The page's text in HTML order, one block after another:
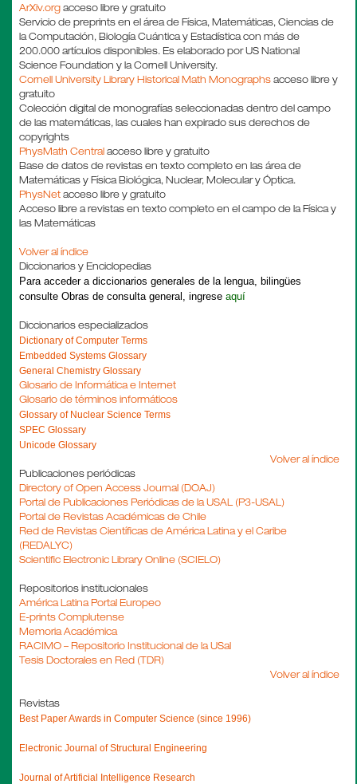
ArXiv.orgacceso libre y gratuito
Servicio de preprints en el área de Física, Matemáticas, Ciencias de
la Computación, Biología Cuántica y Estadística con más de
200.000 artículos disponibles. Es elaborado por US National
Science Foundation y la Cornell University.
Cornell University Library Historical Math Monographs acceso libre y
gratuito
Colección digital de monografías seleccionadas dentro del campo
de las matemáticas, las cuales han expirado sus derechos de
copyrights
PhysMath Central acceso libre y gratuito
Base de datos de revistas en texto completo en las área de
Matemáticas y Física Biológica, Nuclear, Molecular y Óptica.
PhysNet acceso libre y gratuito
Acceso libre a revistas en texto completo en el campo de la Física y
las Matemáticas
Volver al índice
Diccionarios y Enciclopedias
Para acceder a diccionarios generales de la lengua, bilingües
consulte Obras de consulta general ingrese aquí
Diccionarios especializados
Dictionary of Computer Terms
Embedded Systems Glossary
General Chemistry Glossary
Glosario de Informática e Internet
Glosario de términos informáticos
Glossary of Nuclear Science Terms
SPEC Glossary
Unicode Glossary
Volver al índice
Publicaciones periódicas
Directory of Open Access Journal (DOAJ)
Portal de Publicaciones Periódicas de la USAL (P3-USAL)
Portal de Revistas Académicas de Chile
Red de Revistas Científicas de América Latina y el Caribe
(REDALYC)
Scientific Electronic Library Online (SCIELO)
Repositorios institucionales
América Latina Portal Europeo
E-prints Complutense
Memoria Académica
RACIMO – Repositorio Institucional de la USal
Tesis Doctorales en Red (TDR)
Volver al índice
Revistas
Best Paper Awards in Computer Science (since 1996)
Electronic Journal of Structural Engineering
Journal of Artificial Intelligence Research